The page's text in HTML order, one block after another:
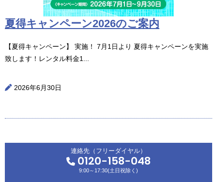
夏得キャンペーン2026のご案内
【夏得キャンペーン】 実施！ 7月1日より 夏得キャンペーンを実施
致します！レンタル料金1...
2026年6月30日
連絡先（フリーダイヤル）
0120-158-048
9:00～17:30(土日祝除く)